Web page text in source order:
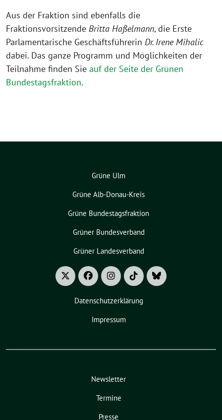
Aus der Fraktion sind ebenfalls die
Fraktionsvorsitzende Britta Haßelmann, die Erste
Parlamentarische Geschäftsführerin Dr. Irene Mihalic
dabei. Das ganze Programm und Möglichkeiten der
Teilnahme finden Sie auf der Seite der Grünen
Bundestagsfraktion.
Grüne Ulm
Grüne Alb-Donau-Kreis
Grüne Bundestagsfraktion
Grüner Bundesverband
Grüner Landesverband
Datenschutzerklärung
Impressum
Newsletter
Termine
Presse